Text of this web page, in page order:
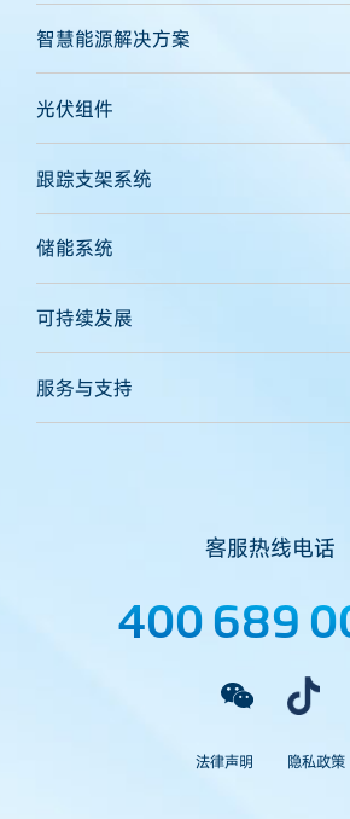
智慧能源解决方案
光伏组件
跟踪支架系统
储能系统
可持续发展
服务与支持
客服热线电话
400 689
法律声明 隐私政策